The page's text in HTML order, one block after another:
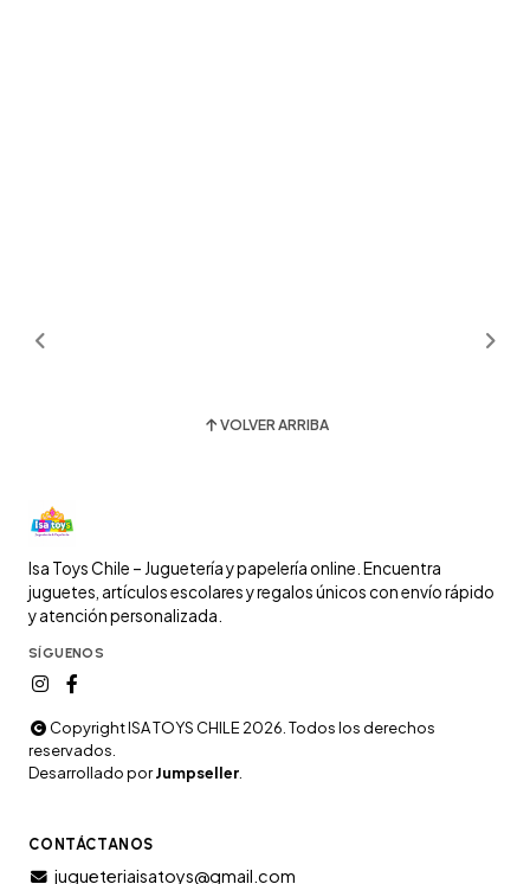
VOLVER ARRIBA
Isa Toys Chile – Juguetería y papelería online. Encuentra
juguetes, artículos escolares y regalos únicos con envío rápido
y atención personalizada.
SÍGUENOS
Copyright ISA TOYS CHILE 2026. Todos los derechos
reservados.
Desarrollado porJumpseller.
CONTÁCTANOS
jugueteriaisatoys@gmail.com